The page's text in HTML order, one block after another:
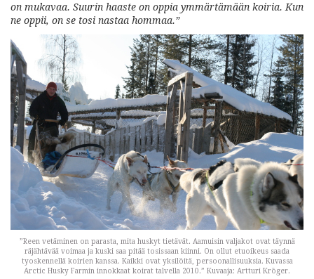
on mukavaa. Suurin haaste on oppia ymmärtämään koiria. Kun
ne oppii, on se tosi nastaa hommaa.”
”Reen vetäminen on parasta, mita huskyt tietävät. Aamuisin valjakot ovat täynnä
räjähtävää voimaa ja kuski saa pitää tosissaan kiinni. On ollut etuoikeus saada
tyoskennellä koirien kanssa. Kaikki ovat yksilöitä, persoonallisuuksia. Kuvassa
Arctic Husky Farmin innokkaat koirat talvella 2010.” Kuvaaja: Artturi Kröger.